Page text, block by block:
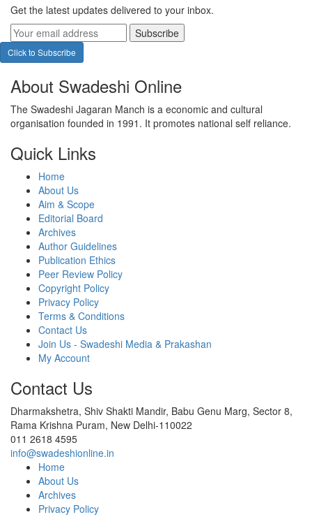
Get the latest updates delivered to your inbox.
Subscribe
Click to Subscribe
About Swadeshi Online
The Swadeshi Jagaran Manch is a economic and cultural
organisation founded in 1991. It promotes national self reliance.
Quick Links
Home
About Us
Aim & Scope
Editorial Board
Archives
Author Guidelines
Publication Ethics
Peer Review Policy
Copyright Policy
Privacy Policy
Terms & Conditions
Contact Us
Join Us - Swadeshi Media & Prakashan
My Account
Contact Us
Dharmakshetra, Shiv Shakti Mandir, Babu Genu Marg, Sector 8,
Rama Krishna Puram, New Delhi-110022
011 2618 4595
info@swadeshionline.in
Home
About Us
Archives
Privacy Policy